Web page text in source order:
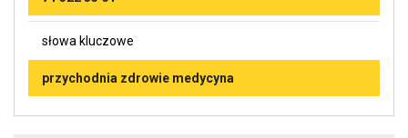
słowa kluczowe
przychodnia zdrowie medycyna